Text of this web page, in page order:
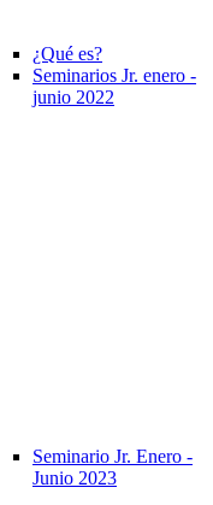
¿Qué es?
Seminarios Jr. enero -
junio 2022
Seminario Jr. Enero -
Junio 2023